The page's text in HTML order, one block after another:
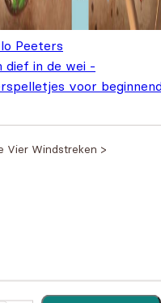
Peeters
dief in de wei -
voor
Vier Windstreken >